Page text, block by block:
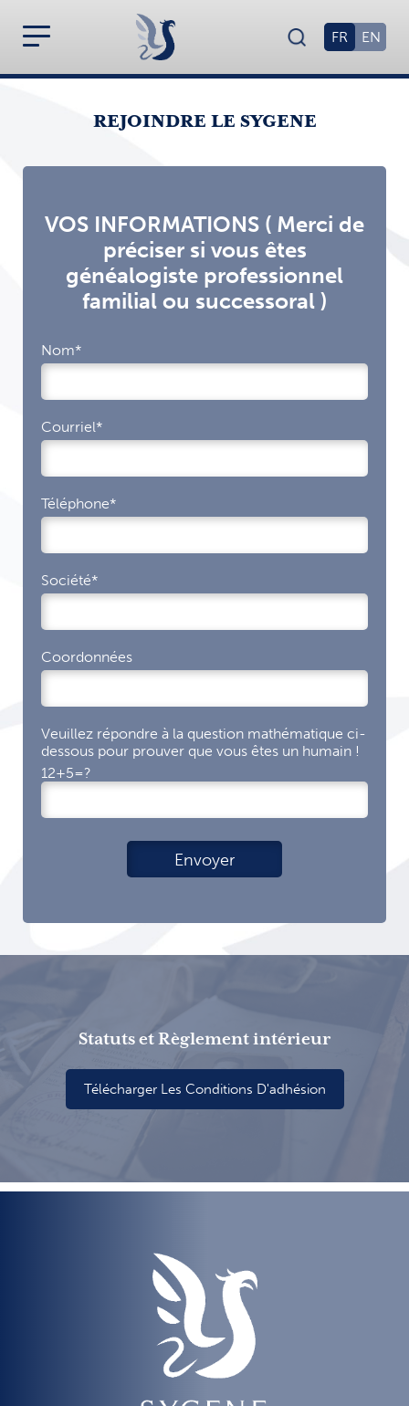
EN
FR
REJOINDRE LE SYGENE
VOS INFORMATIONS ( Merci de
préciser si vous êtes
généalogiste professionnel
familial ou successoral )
Nom*
Courriel*
Téléphone*
Société*
Coordonnées
Veuillez répondre à la question mathématique ci-
dessous pour prouver que vous êtes un humain !
12+5=?
Statuts et Règlement intérieur
Télécharger Les Conditions D'adhésion